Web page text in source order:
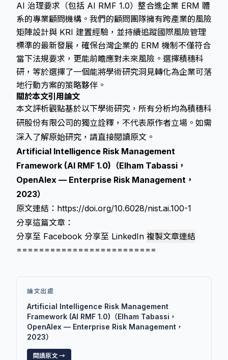
AI 治理要求（包括 AI RMF 1.0）整合進企業 ERM 體
系的專業顧問機構。我們的顧問團隊擁有跨產業的風險
矩陣設計與 KRI 建置經驗，並持續追蹤國際風險管理
標準的最新發展，確保台灣企業的 ERM 機制不僅符合
當下法規要求，更能前瞻應對未來風險。選擇積穗科
研，等於選擇了一個能將學術研究洞見轉化為企業可落
地行動方案的策略夥伴。
關於本文引用論文
本文評析觀點基於以下學術研究，所有分析均為積穗科
研股份有限公司的獨立詮釋，不代表原作者立場。如需
深入了解原始研究，請直接閱讀原文。
Artificial Intelligence Risk Management
Framework (AI RMF 1.0)（Elham Tabassi，
OpenAlex — Enterprise Risk Management，
2023）
原文連結： https://doi.org/10.6028/nist.ai.100-1
分享這篇文章：
分享至 Facebook 分享至 LinkedIn 複製文章連結
=========================
論文出處
Artificial Intelligence Risk Management
Framework (AI RMF 1.0)（Elham Tabassi，
OpenAlex — Enterprise Risk Management，
2023）
閱讀原文 →